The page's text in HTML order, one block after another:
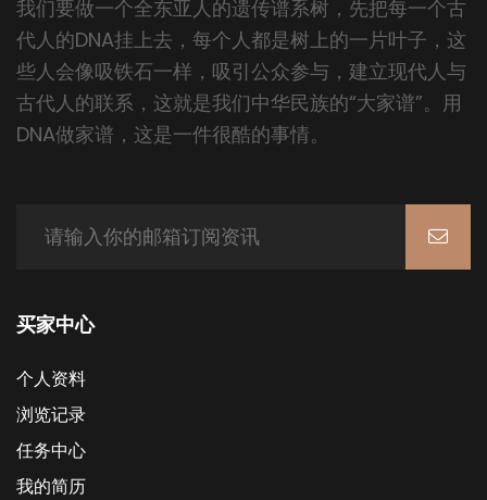
我们要做一个全东亚人的遗传谱系树，先把每一个古
代人的DNA挂上去，每个人都是树上的一片叶子，这
些人会像吸铁石一样，吸引公众参与，建立现代人与
古代人的联系，这就是我们中华民族的“大家谱”。用
DNA做家谱，这是一件很酷的事情。
买家中心
个人资料
浏览记录
任务中心
我的简历